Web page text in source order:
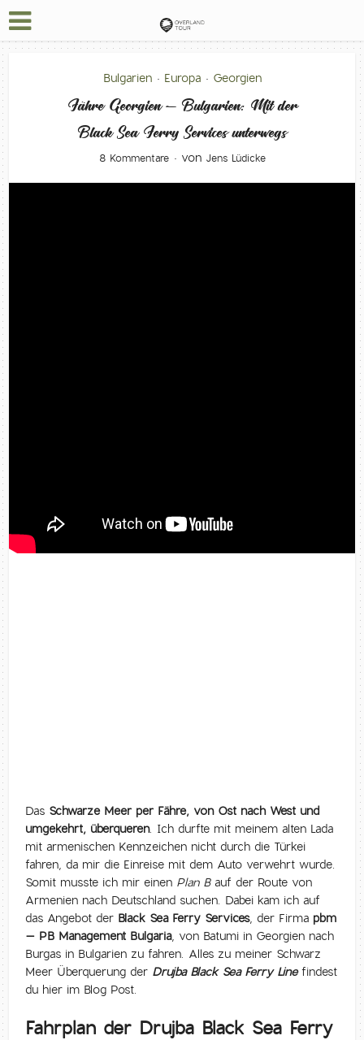
Bulgarien • Europa • Georgien
Fähre Georgien – Bulgarien: Mit der
Black Sea Ferry Services unterwegs
8 Kommentare von Jens Lüdicke
Das Schwarze Meer per Fähre, von Ost nach West und
umgekehrt, überqueren. Ich durfte mit meinem alten Lada
mit armenischen Kennzeichen nicht durch die Türkei
fahren, da mir die Einreise mit dem Auto verwehrt wurde.
Somit musste ich mir einen Plan Bauf der Route von
Armenien nach Deutschland suchen. Dabei kam ich auf
das Angebot der Black Sea Ferry Services, der Firma pbm
– PB Management Bulgaria, von Batumi in Georgien nach
Burgas in Bulgarien zu fahren. Alles zu meiner Schwarz
Meer Überquerung der Drujba Black Sea Ferry Linefindest
du hier im Blog Post.
Fahrplan der Drujba Black Sea Ferry